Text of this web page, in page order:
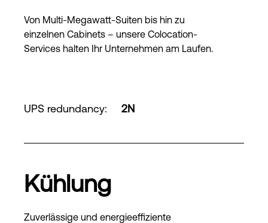
Von Multi-Megawatt-Suiten bis hin zu
einzelnen Cabinets – unsere Colocation-
Services halten Ihr Unternehmen am Laufen.
UPS redundancy: 2N
Kühlung
Zuverlässige und energieeffiziente